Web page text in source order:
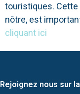
touristiques. Cette
nôtre, est
cliquant ici
Rejoignez nous sur